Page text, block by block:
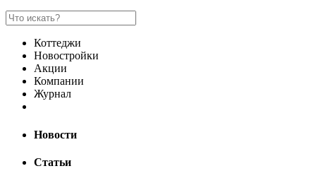
Коттеджи
Новостройки
Акции
Компании
Журнал
Новости
Статьи